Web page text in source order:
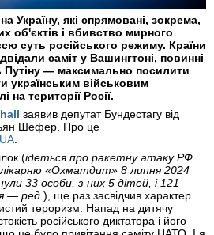
Україну, які спрямовані, зокрема,
об'єктів і вбивство мирного
суть російського режиму. Країни
саміт у Вашингтоні, повинні
Путіну — максимально посилити
українським військовим
на території Росії.
заявив депутат Бундестагу від
Шефер. Про це
.
(ідеться про ракетну атаку РФ
«Охматдит» 8 липня 2024
33 особи, з них 5 дітей, і 121
— ред.), ще раз засвідчив характер
тероризм. Напад на дитячу
російського диктатора і його